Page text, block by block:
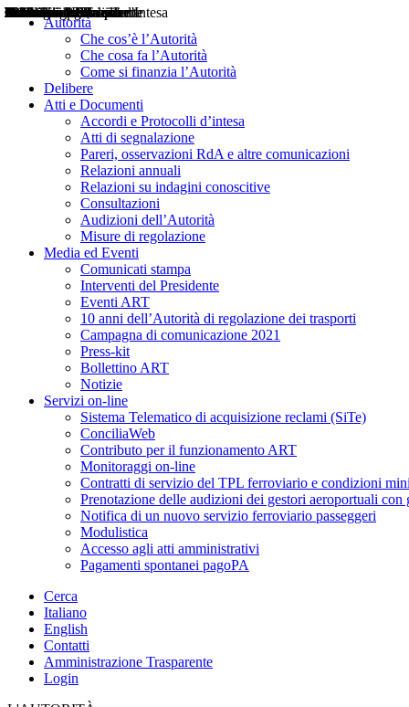
Autorità
Che cos’è l’Autorità
Che cosa fa l’Autorità
Come si finanzia l’Autorità
Delibere
Atti e Documenti
Accordi e Protocolli d’intesa
Atti di segnalazione
Pareri, osservazioni RdA e altre comunicazioni
Relazioni annuali
Relazioni su indagini conoscitive
Consultazioni
Audizioni dell’Autorità
Misure di regolazione
Media ed Eventi
Comunicati stampa
Interventi del Presidente
Eventi ART
10 anni dell’Autorità di regolazione dei trasporti
Campagna di comunicazione 2021
Press-kit
Bollettino ART
Notizie
Servizi on-line
Sistema Telematico di acquisizione reclami (SiTe)
ConciliaWeb
Contributo per il funzionamento ART
Monitoraggi on-line
Contratti di servizio del TPL ferroviario e condizioni
Prenotazione delle audizioni dei gestori aeroportuali con
Notifica di un nuovo servizio ferroviario passeggeri
Modulistica
Accesso agli atti amministrativi
Pagamenti spontanei pagoPA
Cerca
Italiano
English
Contatti
Amministrazione Trasparente
Login
Delibere
Pareri
Consultazioni
Audizioni
Atti di Segnalazione
Accordi e Protocolli d'Intesa
Relazioni annuali
Misure di regolazione
Notizie
Comunicati Stampa
Bollettini ART
Convegni ART
Interviste del Presidente
Articoli in primo piano
Interventi del Presidente
2004
2005
2010
2013
2014
2015
2016
2017
2018
2019
202
2020
2021
2022
2023
2024
2025
2026
Aereo
Marittimo
Terrestre